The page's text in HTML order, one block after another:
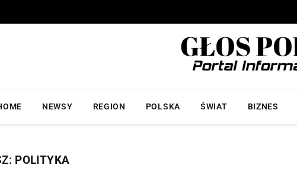
NEWSY REGION POLSKA ŚWIAT BIZNES
POLITYKA